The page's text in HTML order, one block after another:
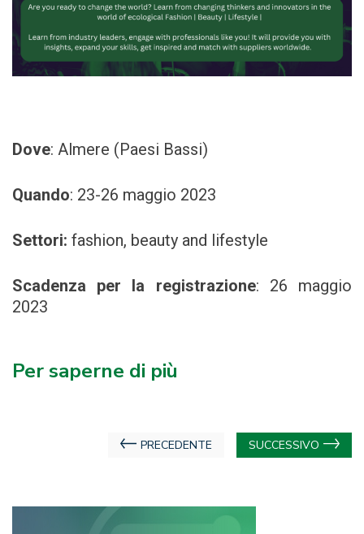
Dove: Almere (Paesi Bassi)
Quando: 23-26 maggio 2023
Settori: fashion, beauty and lifestyle
Scadenza per la registrazione:
26 maggio
2023
Per saperne di più
Navigazione
PRECEDENTE SUCCESSIVO